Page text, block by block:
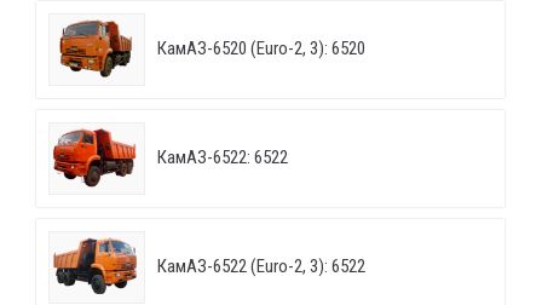
КамАЗ-6520 (Euro-2, 3): 6520
КамАЗ-6522: 6522
КамАЗ-6522 (Euro-2, 3): 6522